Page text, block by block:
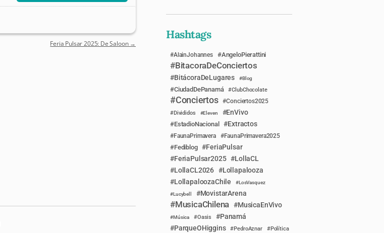
Feria Pulsar 2025: De Saloon →
Hashtags
AlainJohannes AngeloPierattini
BitacoraDeConciertos
BitácoraDeLugares Blog
CiudadDePanamá ClubChocolate
Conciertos Conciertos2025
Divididos Eleven EnVivo
EstadioNacional Extractos
FaunaPrimavera FaunaPrimavera2025
Fediblog
FeriaPulsar
FeriaPulsar2025
LollaCL
LollaCL2026
Lollapalooza
LollapaloozaChile
LosVasquez
Lucybell
MovistarArena
MusicaChilena MusicaEnVivo
Música Oasis
Panamá
ParqueOHiggins
PedroAznar
Política